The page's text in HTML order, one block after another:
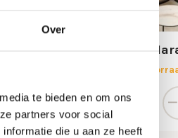
Over
te bieden en om ons
partners voor social
die u aan ze heeft
Hanglamp
Beperkt op
1.172,-
Oorspronkelijke
1.113,-
Huidige prijs is: